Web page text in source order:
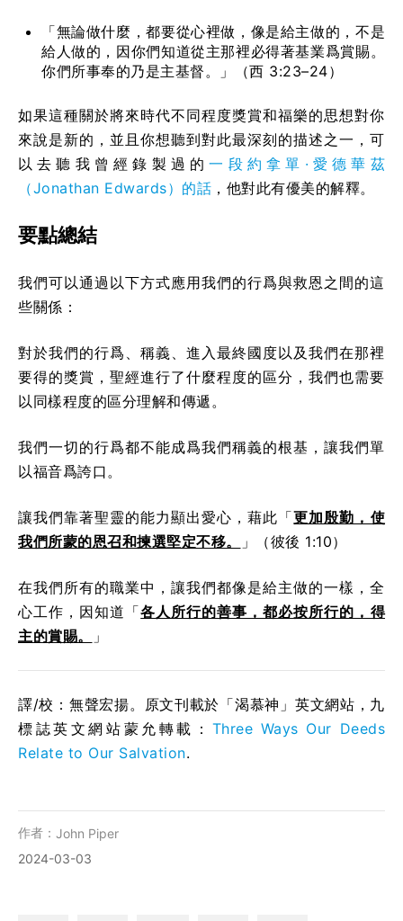
「無論做什麼，都要從心裡做，像是給主做的，不是
給人做的，因你們知道從主那裡必得著基業爲賞賜。
你們所事奉的乃是主基督。」（西 3:23–24）
如果這種關於將來時代不同程度獎賞和福樂的思想對你
來說是新的，並且你想聽到對此最深刻的描述之一，可
以去聽我曾經錄製過的一段約拿單·愛德華茲
（Jonathan Edwards）的話 ，他對此有優美的解釋。
要點總結
我們可以通過以下方式應用我們的行爲與救恩之間的這
些關係：
對於我們的行爲、稱義、進入最終國度以及我們在那裡
要得的獎賞，聖經進行了什麼程度的區分，我們也需要
以同樣程度的區分理解和傳遞。
我們一切的行爲都不能成爲我們稱義的根基，讓我們單
以福音爲誇口。
讓我們靠著聖靈的能力顯出愛心，藉此「更加殷勤，使
我們所蒙的恩召和揀選堅定不移。
」（彼後 1:10）
在我們所有的職業中，讓我們都像是給主做的一樣，全
心工作，因知道「各人所行的善事，都必按所行的，得
主的賞賜。
」
譯/校：無聲宏揚。原文刊載於「渴慕神」英文網站，九
標誌英文網站蒙允轉載： Three Ways Our Deeds
Relate to Our Salvation.
作者： John Piper
2024-03-03